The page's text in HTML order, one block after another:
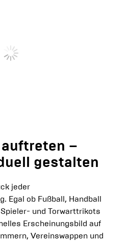
–
gestalten
jeder
Egal ob Fußball, Handball
und Torwarttrikots
Erscheinungsbild auf
Vereinswappen und